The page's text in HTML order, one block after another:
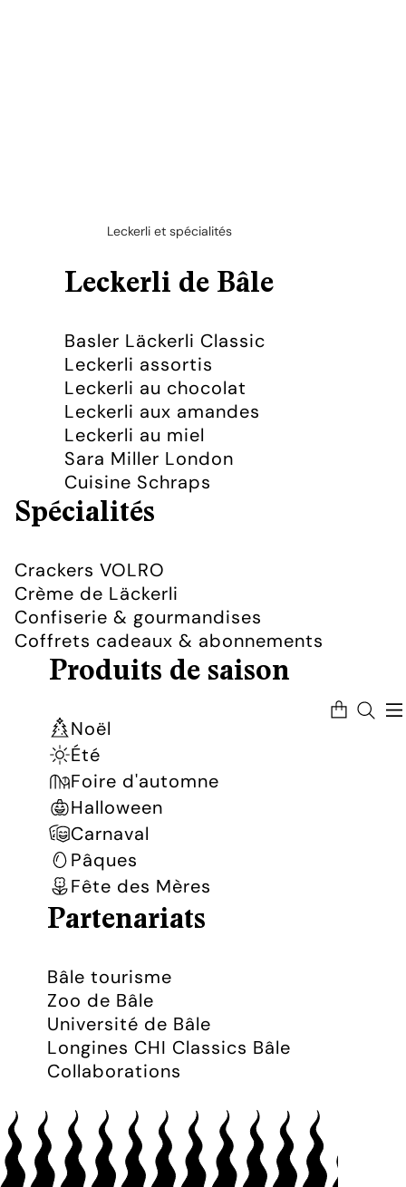
Leckerli et spécialités
Leckerli de Bâle
Basler Läckerli Classic
Leckerli assortis
Leckerli au chocolat
Leckerli aux amandes
Leckerli au miel
Sara Miller London
Cuisine Schraps
Spécialités
Crackers VOLRO
Crème de Läckerli
Confiserie & gourmandises
Coffrets cadeaux & abonnements
Produits de saison
Noël
Été
Foire d'automne
Halloween
Carnaval
Pâques
Fête des Mères
Partenariats
Bâle tourisme
Zoo de Bâle
Université de Bâle
Longines CHI Classics Bâle
Collaborations
Nombre
total
d’articles